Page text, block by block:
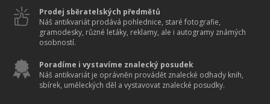
Prodej sběratelských předmětů
Náš antikvariát prodává pohlednice, staré fotografie,
gramodesky, různé letáky, reklamy, ale i autogramy známých
osobností.
Poradíme i vystavíme znalecký posudek
Náš antikvariát je oprávněn provádět znalecké odhady knih,
sbírek, uměleckých děl a vystavovat znalecké posudky.